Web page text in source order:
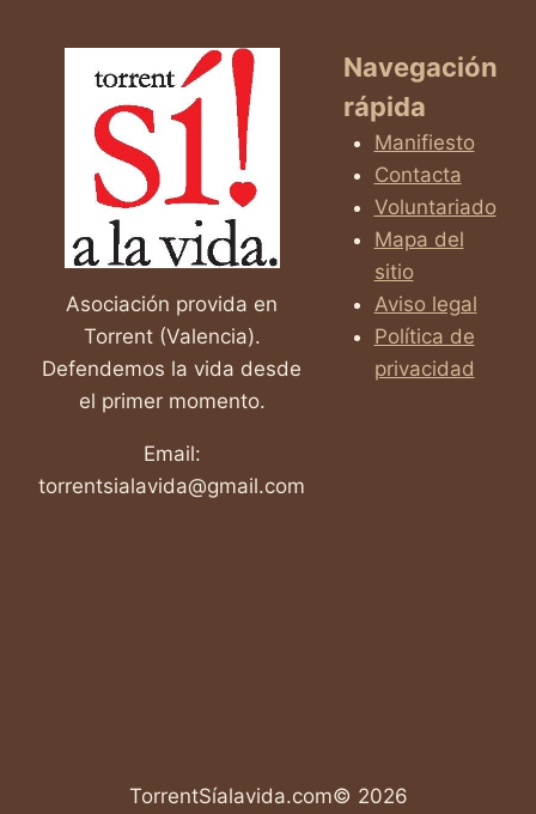
Asociación provida en
Torrent (Valencia).
Defendemos la vida desde
el primer momento.
Email:
torrentsialavida@gmail.com
Navegación
rápida
Manifiesto
Contacta
Voluntariado
Mapa del
sitio
Aviso legal
Política de
privacidad
TorrentSíalavida.com© 2026